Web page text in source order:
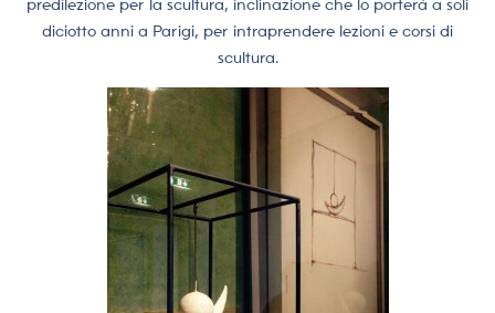
predilezione per la scultura, inclinazione che lo porterà a soli
diciotto anni a Parigi, per intraprendere lezioni e corsi di
scultura.